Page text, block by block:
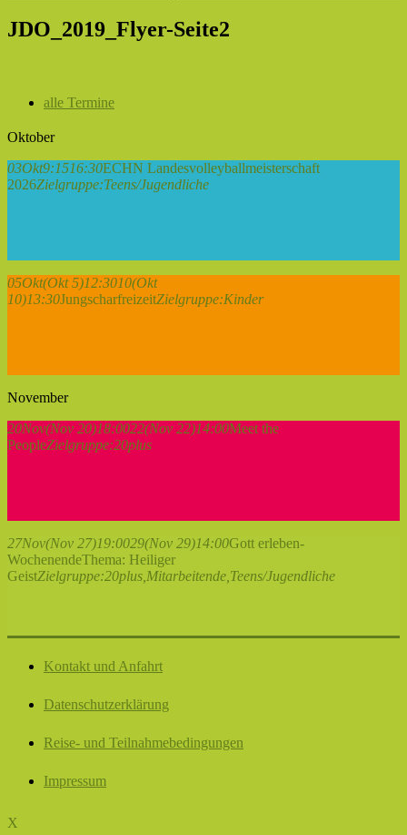
JDO_2019_Flyer-Seite2
alle Termine
Oktober
03Okt9:1516:30ECHN Landesvolleyballmeisterschaft
2026Zielgruppe:Teens/Jugendliche
05Okt(Okt 5)12:3010(Okt
10)13:30JungscharfreizeitZielgruppe:Kinder
November
20Nov(Nov 20)18:0022(Nov 22)14:00Meet the
PeopleZielgruppe:20plus
27Nov(Nov 27)19:0029(Nov 29)14:00Gott erleben-
WochenendeThema: Heiliger
GeistZielgruppe:20plus, Mitarbeitende, Teens/Jugendliche
Kontakt und Anfahrt
Datenschutzerklärung
Reise- und Teilnahmebedingungen
Impressum
X